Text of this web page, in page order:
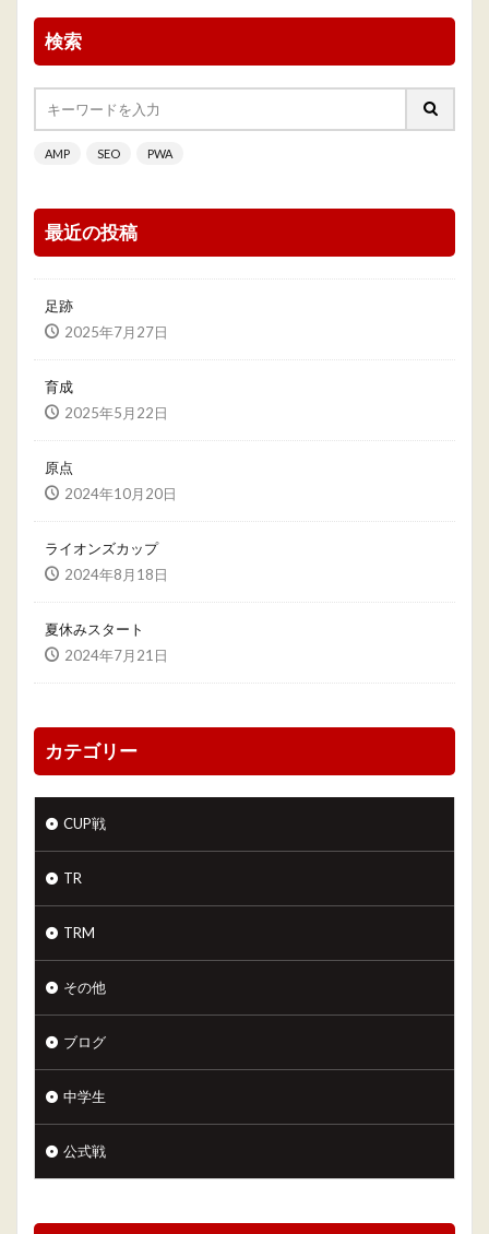
検索
AMP SEO PWA
最近の投稿
足跡
2025年7月27日
育成
2025年5月22日
原点
2024年10月20日
ライオンズカップ
2024年8月18日
夏休みスタート
2024年7月21日
カテゴリー
CUP戦
TR
TRM
その他
ブログ
中学生
公式戦